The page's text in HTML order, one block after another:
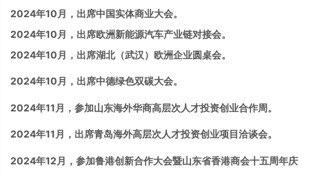
2024年10 月，出席中国实体商业大会。
2024年10 月，出席欧洲新能源汽车产业链对接会。
2024年10 月，出席湖北（武汉）欧洲企业圆桌会。
2024年10 月，出席中德绿色双碳大会。
2024年11月，参加山东海外华商高层次人才投资创业合作周。
2024年11 月，出席青岛海外高层次人才投资创业项目洽谈会。
2024年12月，参加鲁港创新合作大会暨山东省香港商会十五周年庆